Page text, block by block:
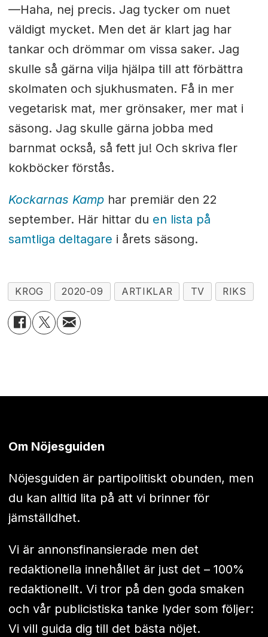
—Haha, nej precis. Jag tycker om nuet
väldigt mycket. Men det är klart jag har
tankar och drömmar om vissa saker. Jag
skulle så gärna vilja hjälpa till att förbättra
skolmaten och sjukhusmaten. Få in mer
vegetarisk mat, mer grönsaker, mer mat i
säsong. Jag skulle gärna jobba med
barnmat också, så fett ju! Och skriva fler
kokböcker förstås.
Kockarnas Kamphar premiär den 22
september. Här hittar du en lista på
samtliga deltagare i årets säsong.
KROG 2020-09 ARTIKLAR TV RIKS
Om Nöjesguiden
Nöjesguiden är partipolitiskt obunden, men
du kan alltid lita på att vi brinner för
jämställdhet.
Vi är annonsfinansierade men det
redaktionella innehållet är just det – 100%
redaktionellt. Vi tror på den goda smaken
och vår publicistiska tanke lyder som följer:
Vi vill guida dig till det bästa nöjet.